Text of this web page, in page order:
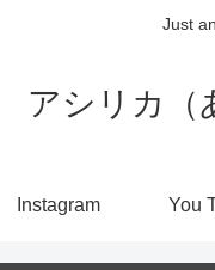
Just
アシリカ（
Instagram You